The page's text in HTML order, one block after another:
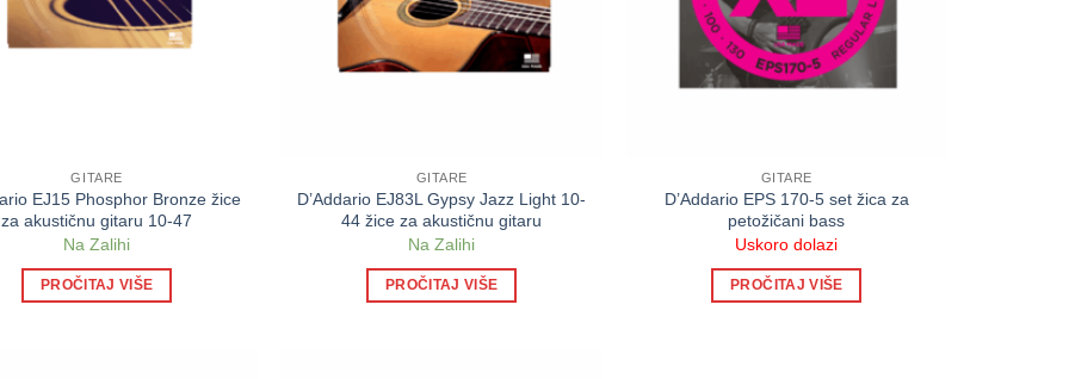
GITARE
EJ15 Phosphor Bronze žice
za akustičnu gitaru 10-47
Na Zalihi
PROČITAJ VIŠE
GITARE
D’Addario EJ83L Gypsy Jazz Light 10-
44 žice za akustičnu gitaru
Na Zalihi
PROČITAJ VIŠE
GITARE
D’Addario EPS 170-5 set žica za
petožičani bass
Uskoro dolazi
PROČITAJ VIŠE